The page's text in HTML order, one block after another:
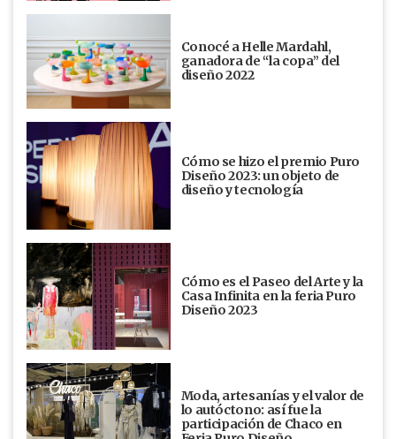
Conocé a Helle Mardahl,
ganadora de “la copa” del
diseño 2022
Cómo se hizo el premio Puro
Diseño 2023: un objeto de
diseño y tecnología
Cómo es el Paseo del Arte y la
Casa Infinita en la feria Puro
Diseño 2023
Moda, artesanías y el valor de
lo autóctono: así fue la
participación de Chaco en